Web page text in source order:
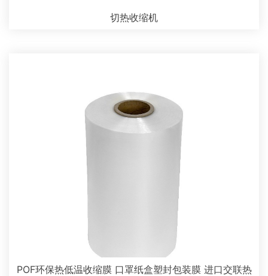
切热收缩机
POF环保热低温收缩膜 口罩纸盒塑封包装膜 进口交联热